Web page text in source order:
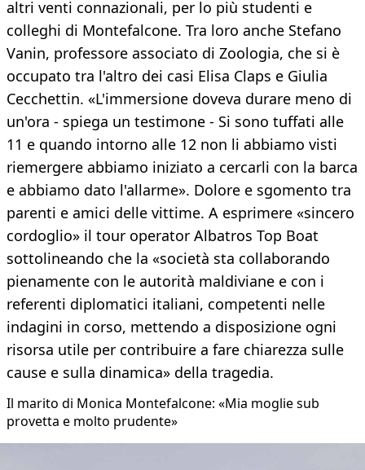
altri venti connazionali, per lo più studenti e
colleghi di Montefalcone. Tra loro anche Stefano
Vanin, professore associato di Zoologia, che si è
occupato tra l'altro dei casi Elisa Claps e Giulia
Cecchettin. «L'immersione doveva durare meno di
un'ora - spiega un testimone - Si sono tuffati alle
11 e quando intorno alle 12 non li abbiamo visti
riemergere abbiamo iniziato a cercarli con la barca
e abbiamo dato l'allarme». Dolore e sgomento tra
parenti e amici delle vittime. A esprimere «sincero
cordoglio» il tour operator Albatros Top Boat
sottolineando che la «società sta collaborando
pienamente con le autorità maldiviane e con i
referenti diplomatici italiani, competenti nelle
indagini in corso, mettendo a disposizione ogni
risorsa utile per contribuire a fare chiarezza sulle
cause e sulla dinamica» della tragedia.
Il marito di Monica Montefalcone: «Mia moglie sub
provetta e molto prudente»